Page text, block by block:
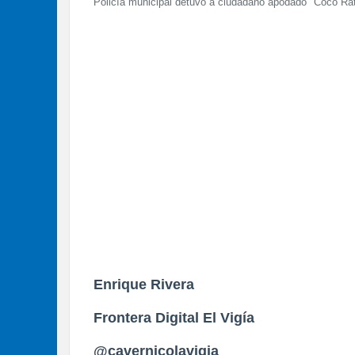
Policía municipal detuvo a ciudadano apodado "Coco
Enrique Rivera
Frontera Digital El Vigía
@cavernicolavigia